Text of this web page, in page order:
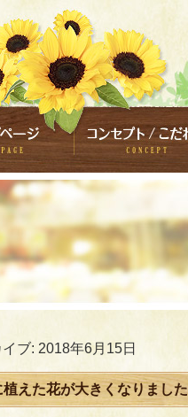
ブ: 2018年6月15日
植えた花が大きくなりました